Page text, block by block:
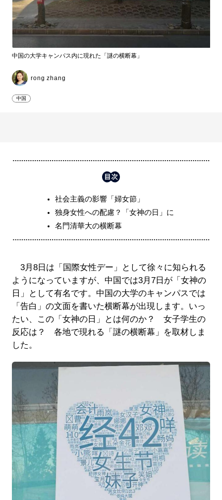
中国の大学キャンパス内に現れた「謎の横断幕」
rong zhang
中国
社会主義の影響「婦女節」
独身女性への配慮？「女神の日」に
名門清華大の横断幕
3月8日は「国際女性デー」として徐々に知られる
ようになっていますが、中国では3月7日が「女神の
日」として有名です。中国の大学のキャンパスでは
「告白」の文面を書いた横断幕が出現します。いっ
たい、この「女神の日」とは何のか？ 女子学生の
反応は？ 各地で現れる「謎の横断幕」を取材しま
した。